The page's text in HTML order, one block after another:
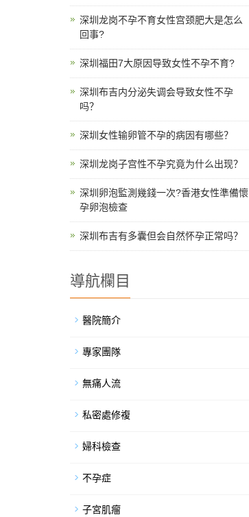
深圳龙岗不孕不育女性宫颈肥大是怎么
回事?
深圳福田7大原因导致女性不孕不育?
深圳布吉内分泌失调会导致女性不孕
吗？
深圳女性输卵管不孕的病因有哪些？
深圳龙岗子宫性不孕究竟为什么出现？
深圳卵泡監測幾錢一次?香港女性準備懷
孕卵泡檢查
深圳布吉有多囊但会自然怀孕正常吗？
導航欄目
醫院簡介
專家團隊
無痛人流
私密處修複
婦科檢查
不孕症
子宮肌瘤